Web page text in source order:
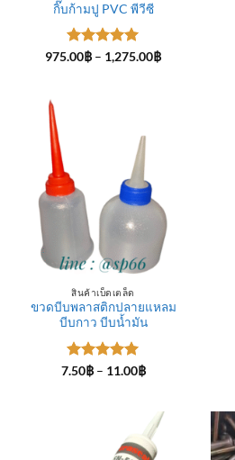
กิ๊บก้ามปู PVC พีวีซี
ให้คะแนน
975.00฿ – 1,275.00฿Price
สินค้าเบ็ดเตล็ด
ขวดบีบพลาสติกปลายแหลม
บีบกาว บีบน้ำมัน
ให้คะแนน
7.50฿ – 11.00฿Price
11.00฿